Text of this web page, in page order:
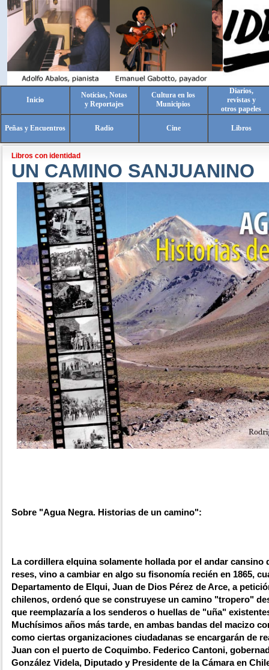
Inicio
Noticias, Notas
y Reportajes
Cultura en los
Municipios
Diarios,
revistas y
otros papeles
Peñas y Encuentros Radio Cine Libros
Libros con identidad
UN CAMINO SANJUANINO
Sobre "Agua Negra. Historias de un camino":
La cordillera elquina solamente hollada por el andar cansino
reses, vino a cambiar en algo su fisonomía recién en 1865,
Departamento de Elqui, Juan de Dios Pérez de Arce, a
chilenos, ordenó que se construyese un camino "tropero"
que reemplazaría a los senderos o huellas de "uña"
Muchísimos años más tarde, en ambas bandas del macizo
como ciertas organizaciones ciudadanas se encargarán de
Juan con el puerto de Coquimbo. Federico Cantoni,
González Videla, Diputado y Presidente de la Cámara en